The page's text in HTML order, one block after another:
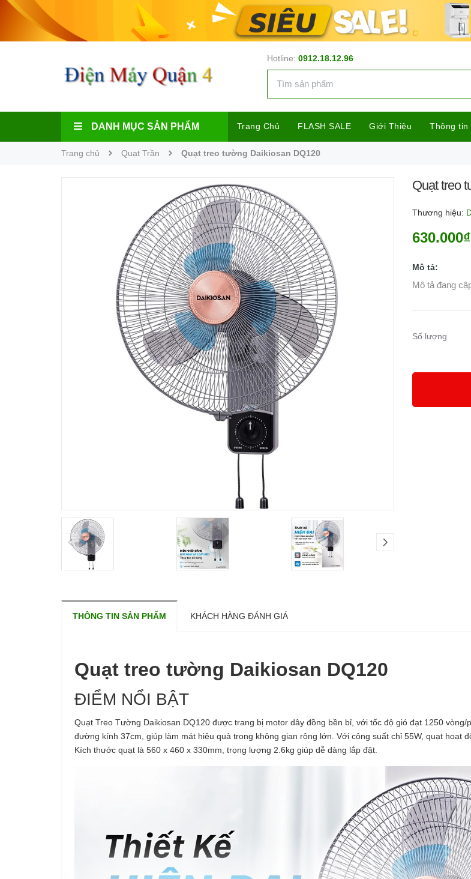
Hotline: 0912.18.12.96
DANH MỤC SẢN PHẨM Trang Chủ FLASH SALE Giới Thiệu Thông tin
Trang chủ Quạt Trần Quạt treo tường Daikiosan DQ120
Quạt treo
Thương hiệu:
630.000₫
Mô tả:
Mô tả đang
Số lượng
THÔNG TIN SẢN PHẨM KHÁCH HÀNG ĐÁNH GIÁ
Quạt treo tường Daikiosan DQ120
ĐIỂM NỔI BẬT
Quạt Treo Tường Daikiosan DQ120 được trang bị motor dây đồng bền bỉ, với tốc độ gió đạt 1250
đường kính 37cm, giúp làm mát hiệu quả trong không gian rộng lớn. Với công suất chỉ 55W, quạt hoạt
Kích thước quạt là 560 x 460 x 330mm, trọng lượng 2.6kg giúp dễ dàng lắp đặt.